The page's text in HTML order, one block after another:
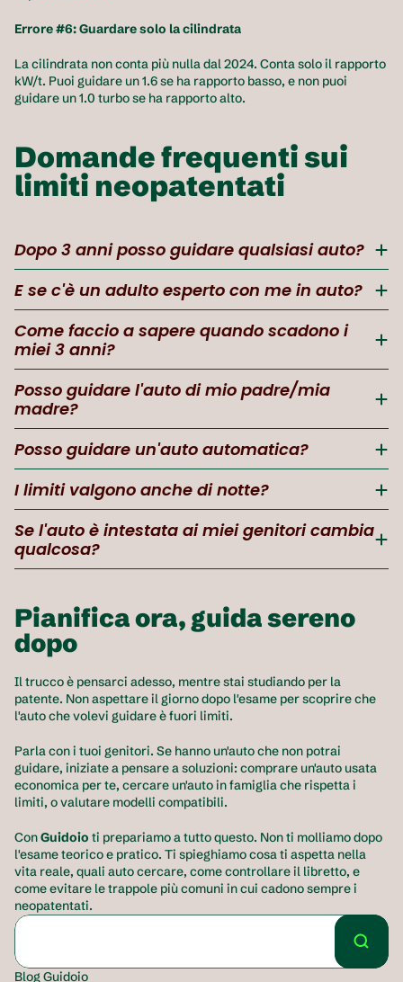
Errore #6: Guardare solo la cilindrata
La cilindrata non conta più nulla dal 2024. Conta solo il rapporto
kW/t. Puoi guidare un 1.6 se ha rapporto basso, e non puoi
guidare un 1.0 turbo se ha rapporto alto.
Domande frequenti sui
limiti neopatentati
Dopo 3 anni posso guidare qualsiasi auto?
E se c'è un adulto esperto con me in auto?
Come faccio a sapere quando scadono i
miei 3 anni?
Posso guidare l'auto di mio padre/mia
madre?
Posso guidare un'auto automatica?
I limiti valgono anche di notte?
Se l'auto è intestata ai miei genitori cambia
qualcosa?
Pianifica ora, guida sereno
dopo
Il trucco è pensarci adesso, mentre stai studiando per la
patente. Non aspettare il giorno dopo l'esame per scoprire che
l'auto che volevi guidare è fuori limiti.
Parla con i tuoi genitori. Se hanno un'auto che non potrai
guidare, iniziate a pensare a soluzioni: comprare un'auto usata
economica per te, cercare un'auto in famiglia che rispetta i
limiti, o valutare modelli compatibili.
Con Guidoio ti prepariamo a tutto questo. Non ti molliamo dopo
l'esame teorico e pratico. Ti spieghiamo cosa ti aspetta nella
vita reale, quali auto cercare, come controllare il libretto, e
come evitare le trappole più comuni in cui cadono sempre i
neopatentati.
Blog Guidoio